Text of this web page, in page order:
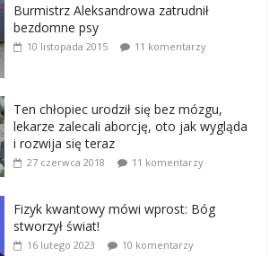
Burmistrz Aleksandrowa zatrudnił
bezdomne psy
10 listopada 2015 11 komentarzy
Ten chłopiec urodził się bez mózgu,
lekarze zalecali aborcję, oto jak wygląda
i rozwija się teraz
27 czerwca 2018 11 komentarzy
Fizyk kwantowy mówi wprost: Bóg
stworzył świat!
16 lutego 2023 10 komentarzy